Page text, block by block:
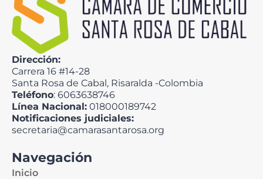
Dirección:
Carrera 16 #14-28
Santa Rosa de Cabal, Risaralda -Colombia
Teléfono: 6063638746
Línea Nacional: 018000189742
Notificaciones judiciales:
secretaria@camarasantarosa.org
Navegación
Inicio